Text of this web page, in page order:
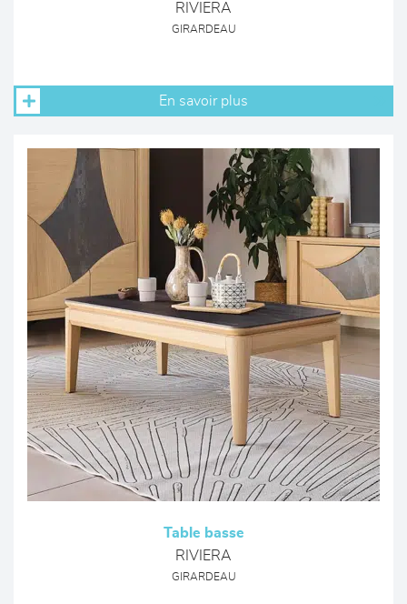
RIVIERA
GIRARDEAU
En savoir plus
Table basse
RIVIERA
GIRARDEAU